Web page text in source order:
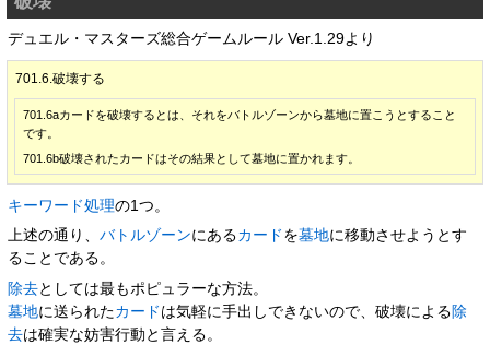
デュエル・マスターズ総合ゲームルール Ver.1.29より
701.6.破壊する
701.6aカードを破壊するとは、それをバトルゾーンから墓地に置こうとすること
です。
701.6b破壊されたカードはその結果として墓地に置かれます。
キーワード処理の1つ。
上述の通り、バトルゾーンにあるカード を墓地に移動させようとす
ることである。
除去としては最もポピュラーな方法。
墓地に送られたカード は気軽に手出しできないので、破壊による 除
去は確実な妨害行動と言える。